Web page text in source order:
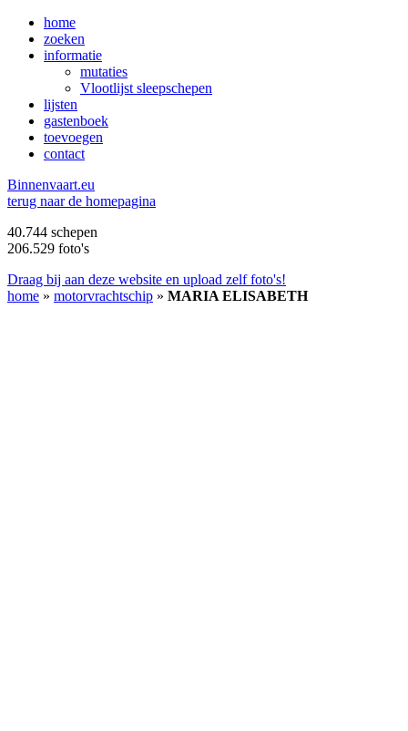
home
zoeken
informatie
mutaties
Vlootlijst sleepschepen
lijsten
gastenboek
toevoegen
contact
Binnenvaart.eu
terug naar de homepagina
40.744 schepen
206.529 foto's
Draag bij aan deze website en upload zelf foto's!
home » motorvrachtschip » MARIA ELISABETH